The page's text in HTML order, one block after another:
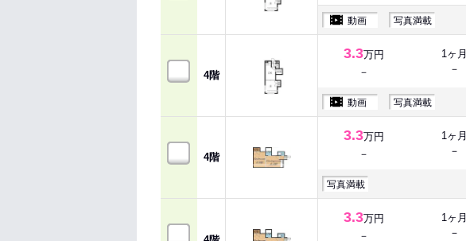
動画 写真満載
4階
3.3万円
－
1ヶ月
－
動画 写真満載
4階
3.3万円
－
1ヶ月
－
写真満載
3.3万円
－
1ヶ月
－